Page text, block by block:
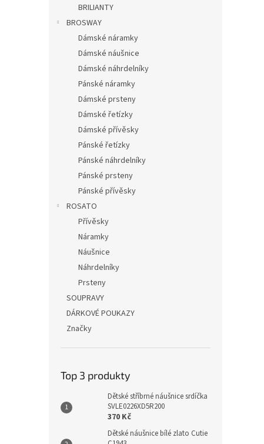
BRILIANTY
BROSWAY
Dámské náramky
Dámské náušnice
Dámské náhrdelníky
Pánské náramky
Dámské prsteny
Dámské řetízky
Dámské přívěsky
Pánské řetízky
Pánské náhrdelníky
Pánské prsteny
Pánské přívěsky
ROSATO
Přívěsky
Náramky
Náušnice
Náhrdelníky
Prsteny
SOUPRAVY
DÁRKOVÉ POUKAZY
Značky
Top 3 produkty
Dětské stříbrné náušnice srdíčka
SVLE0226XD5R200
370 Kč
Dětské náušnice bílé zlato Cutie